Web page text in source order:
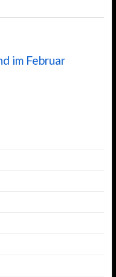
im Februar